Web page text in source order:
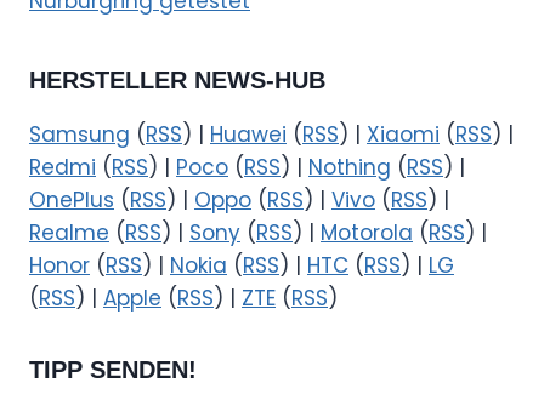
HERSTELLER NEWS-HUB
Samsung (RSS) | Huawei (RSS) | Xiaomi (RSS) |
Redmi (RSS) | Poco (RSS) | Nothing (RSS) |
OnePlus (RSS) | Oppo (RSS) | Vivo (RSS) |
Realme (RSS) | Sony (RSS) | Motorola (RSS) |
Honor (RSS) | Nokia (RSS) | HTC (RSS) | LG
(RSS) | Apple (RSS) | ZTE (RSS)
TIPP SENDEN!